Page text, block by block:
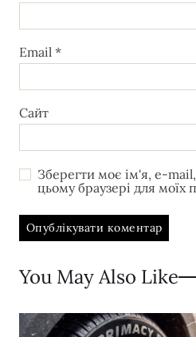
Email *
Сайт
Зберегти моє ім'я, e-
цьому браузері для моїх
You May Also Like